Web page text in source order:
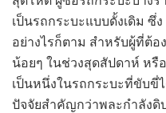
เป็นรถกระบะแบบดั้งเดิม ซึ่
อย่างไรก็ตาม สำหรับผู้ที่ต้อ
น้อยๆ ในช่วงสุดสัปดาห์ หรื
เป็นหนึ่งในรถกระบะที่ขับขี่
ปัจจัยสำคัญกว่าพละกำลังดิ